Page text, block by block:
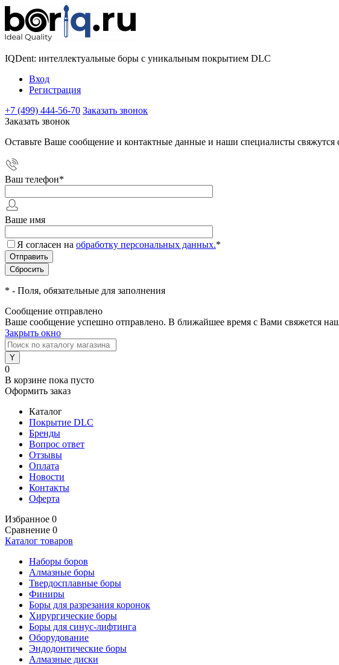
IQDent: интеллектуальные боры с уникальным покрытием DLC
Вход
Регистрация
+7 (499) 444-56-70 Заказать звонок
Заказать звонок
Оставьте Ваше сообщение и контактные данные и наши специалисты
Ваш телефон*
Ваше имя
Я согласен на обработку персональных данных.*
* - Поля, обязательные для заполнения
Сообщение отправлено
Ваше сообщение успешно отправлено. В ближайшее время с Вами свяжется
Закрыть окно
0
В корзине пока пусто
Оформить заказ
Каталог
Покрытие DLC
Бренды
Вопрос ответ
Отзывы
Оплата
Новости
Контакты
Оферта
Избранное 0
Сравнение 0
Каталог товаров
Наборы боров
Алмазные боры
Твердосплавные боры
Финиры
Боры для разрезания коронок
Хирургические боры
Боры для синус-лифтинга
Оборудование
Эндодонтические боры
Алмазные диски